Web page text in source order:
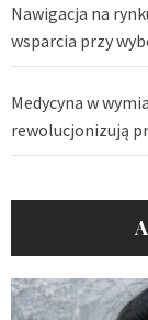
Nawigacja na
wsparcia przy
Medycyna w
rewolucjonizują